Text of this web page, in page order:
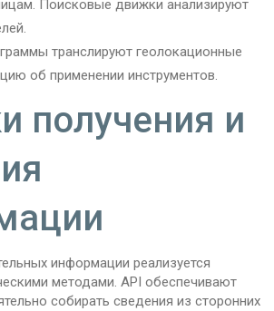
Поисковые движки анализируют
транслируют геолокационные
об применении инструментов.
получения и
информации реализуется
методами. API обеспечивают
собирать сведения из сторонних